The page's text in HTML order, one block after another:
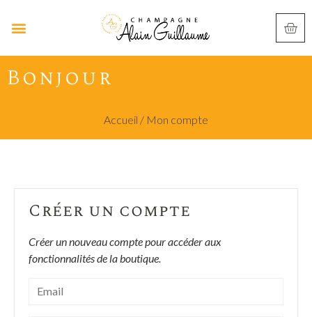
Bonjour
Accueil / Mon compte
Créer un compte
Créer un nouveau compte pour accéder aux
fonctionnalités de la boutique.